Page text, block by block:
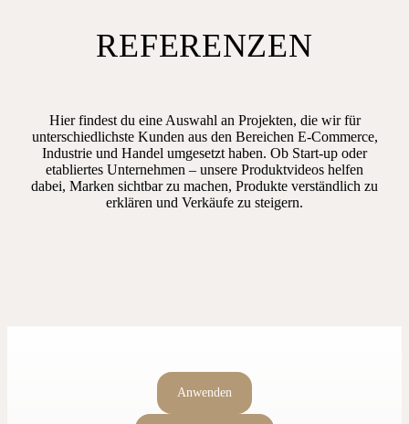
REFERENZEN
Hier findest du eine Auswahl an Projekten, die wir für
unterschiedlichste Kunden aus den Bereichen E-Commerce,
Industrie und Handel umgesetzt haben. Ob Start-up oder
etabliertes Unternehmen – unsere Produktvideos helfen
dabei, Marken sichtbar zu machen, Produkte verständlich zu
erklären und Verkäufe zu steigern.
Anwenden